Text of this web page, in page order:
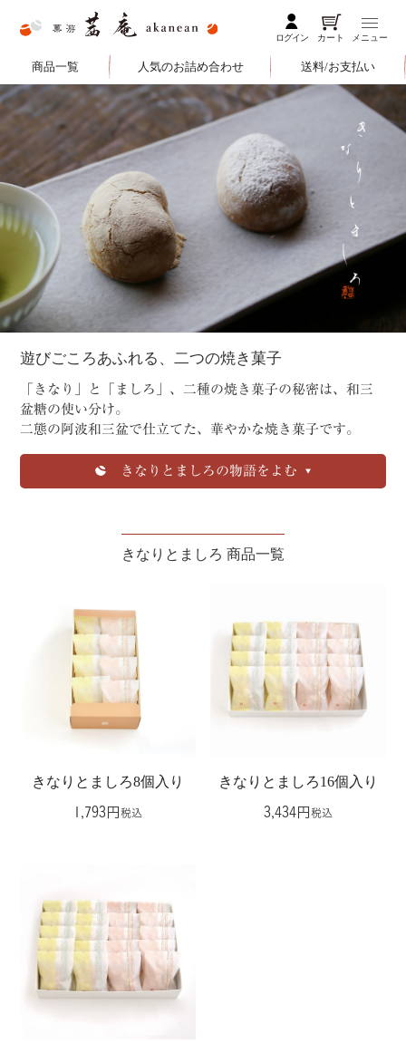
ログイン カート メニュー
商品一覧 人気のお詰め合わせ 送料/お支払い
遊びごころあふれる、二つの焼き菓子
「きなり」と「ましろ」、二種の焼き菓子の秘密は、和三
盆糖の使い分け。
二態の阿波和三盆で仕立てた、華やかな焼き菓子です。
きなりとましろの物語をよむ
きなりとましろ 商品一覧
きなりとましろ8個入り
1,793 税込
きなりとましろ16個入り
3,434 税込